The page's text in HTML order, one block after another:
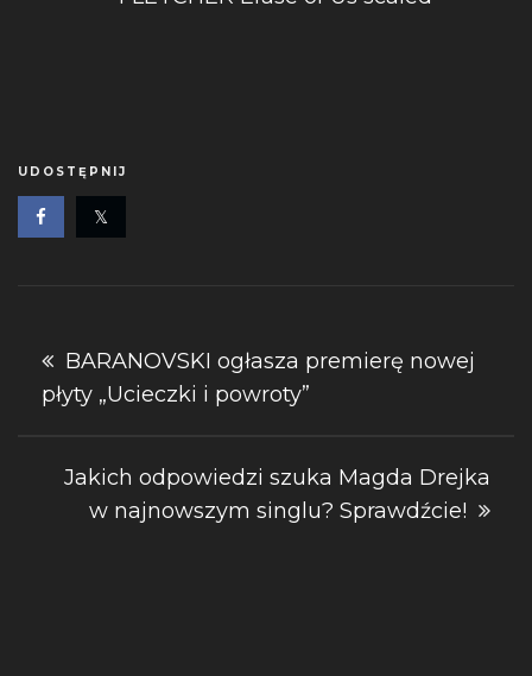
UDOSTĘPNIJ
Nawigacja
wpisu
BARANOVSKI ogłasza premierę nowej
płyty „Ucieczki i powroty”
Jakich odpowiedzi szuka Magda Drejka
w najnowszym singlu? Sprawdźcie!